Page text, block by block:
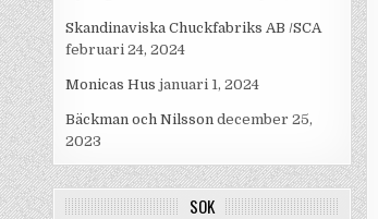
Skandinaviska Chuckfabriks AB /SCA
februari 24, 2024
Monicas Hus januari 1, 2024
Bäckman och Nilsson december 25,
2023
SÖK